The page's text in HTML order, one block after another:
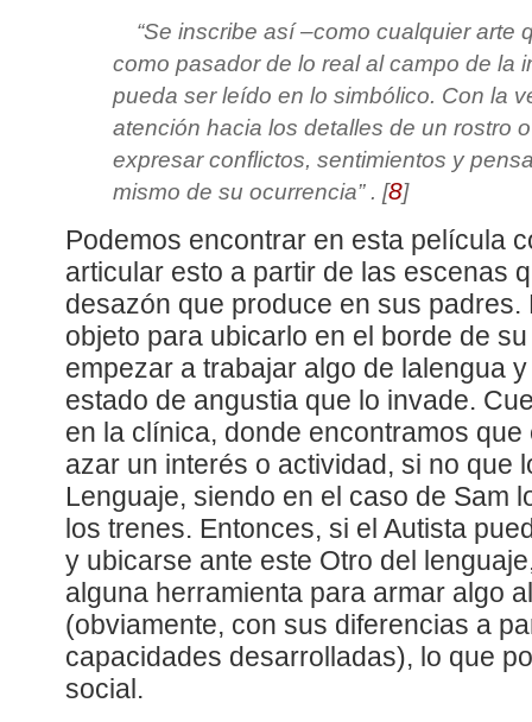
“Se inscribe así –como cualquier arte
como pasador de lo real al campo de la
pueda ser leído en lo simbólico. Con la
atención hacia los detalles de un rostro
expresar conflictos, sentimientos y
mismo de su ocurrencia” . [8]
Podemos encontrar en esta película
articular esto a partir de las escenas
desazón que produce en sus padres.
objeto para ubicarlo en el borde de
empezar a trabajar algo de lalengua
estado de angustia que lo invade.
en la clínica, donde encontramos
azar un interés o actividad, si no que
Lenguaje, siendo en el caso de Sam
los trenes. Entonces, si el Autista
y ubicarse ante este Otro del
alguna herramienta para armar algo
(obviamente, con sus diferencias a
capacidades desarrolladas), lo que
social.